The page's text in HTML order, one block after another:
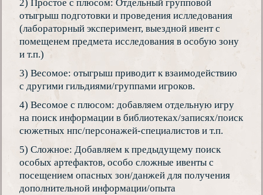
2) Простое с плюсом: Отдельный групповой
отыгрыш подготовки и проведения ислледования
(лабораторный эксперимент, выездной ивент с
помещенем предмета исследования в особую зону
и т.п.)
3) Весомое: отыгрыш приводит к взаимодействию
с другими гильдиями/группами игроков.
4) Весомое с плюсом: добавляем отдельную игру
на поиск информации в библиотеках/записях/поиск
сюжетных нпс/персонажей-специалистов и т.п.
5) Сложное: Добавляем к предыдущему поиск
особых артефактов, особо сложные ивенты с
посещением опасных зон/данжей для получения
дополнительной информации/опыта